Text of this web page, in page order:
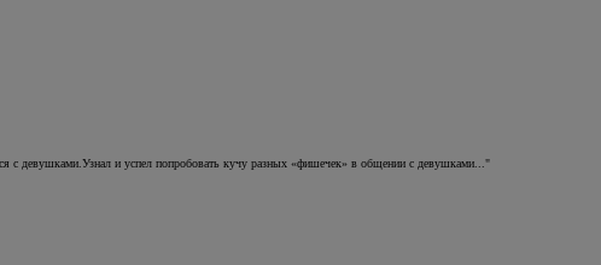
с девушками.Узнал и успел попробовать кучу разных «фишечек» в общении с девушками..."